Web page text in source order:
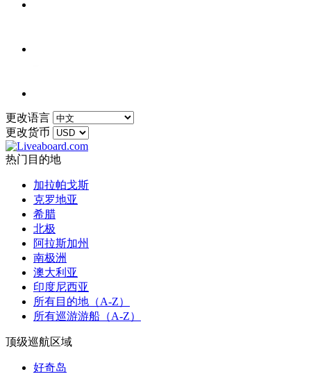
更改语言
更改货币
热门目的地
加拉帕戈斯
克罗地亚
希腊
北极
阿拉斯加州
南极洲
澳大利亚
印度尼西亚
所有目的地（A-Z）
所有巡游游船（A-Z）
顶级巡航区域
好奇岛